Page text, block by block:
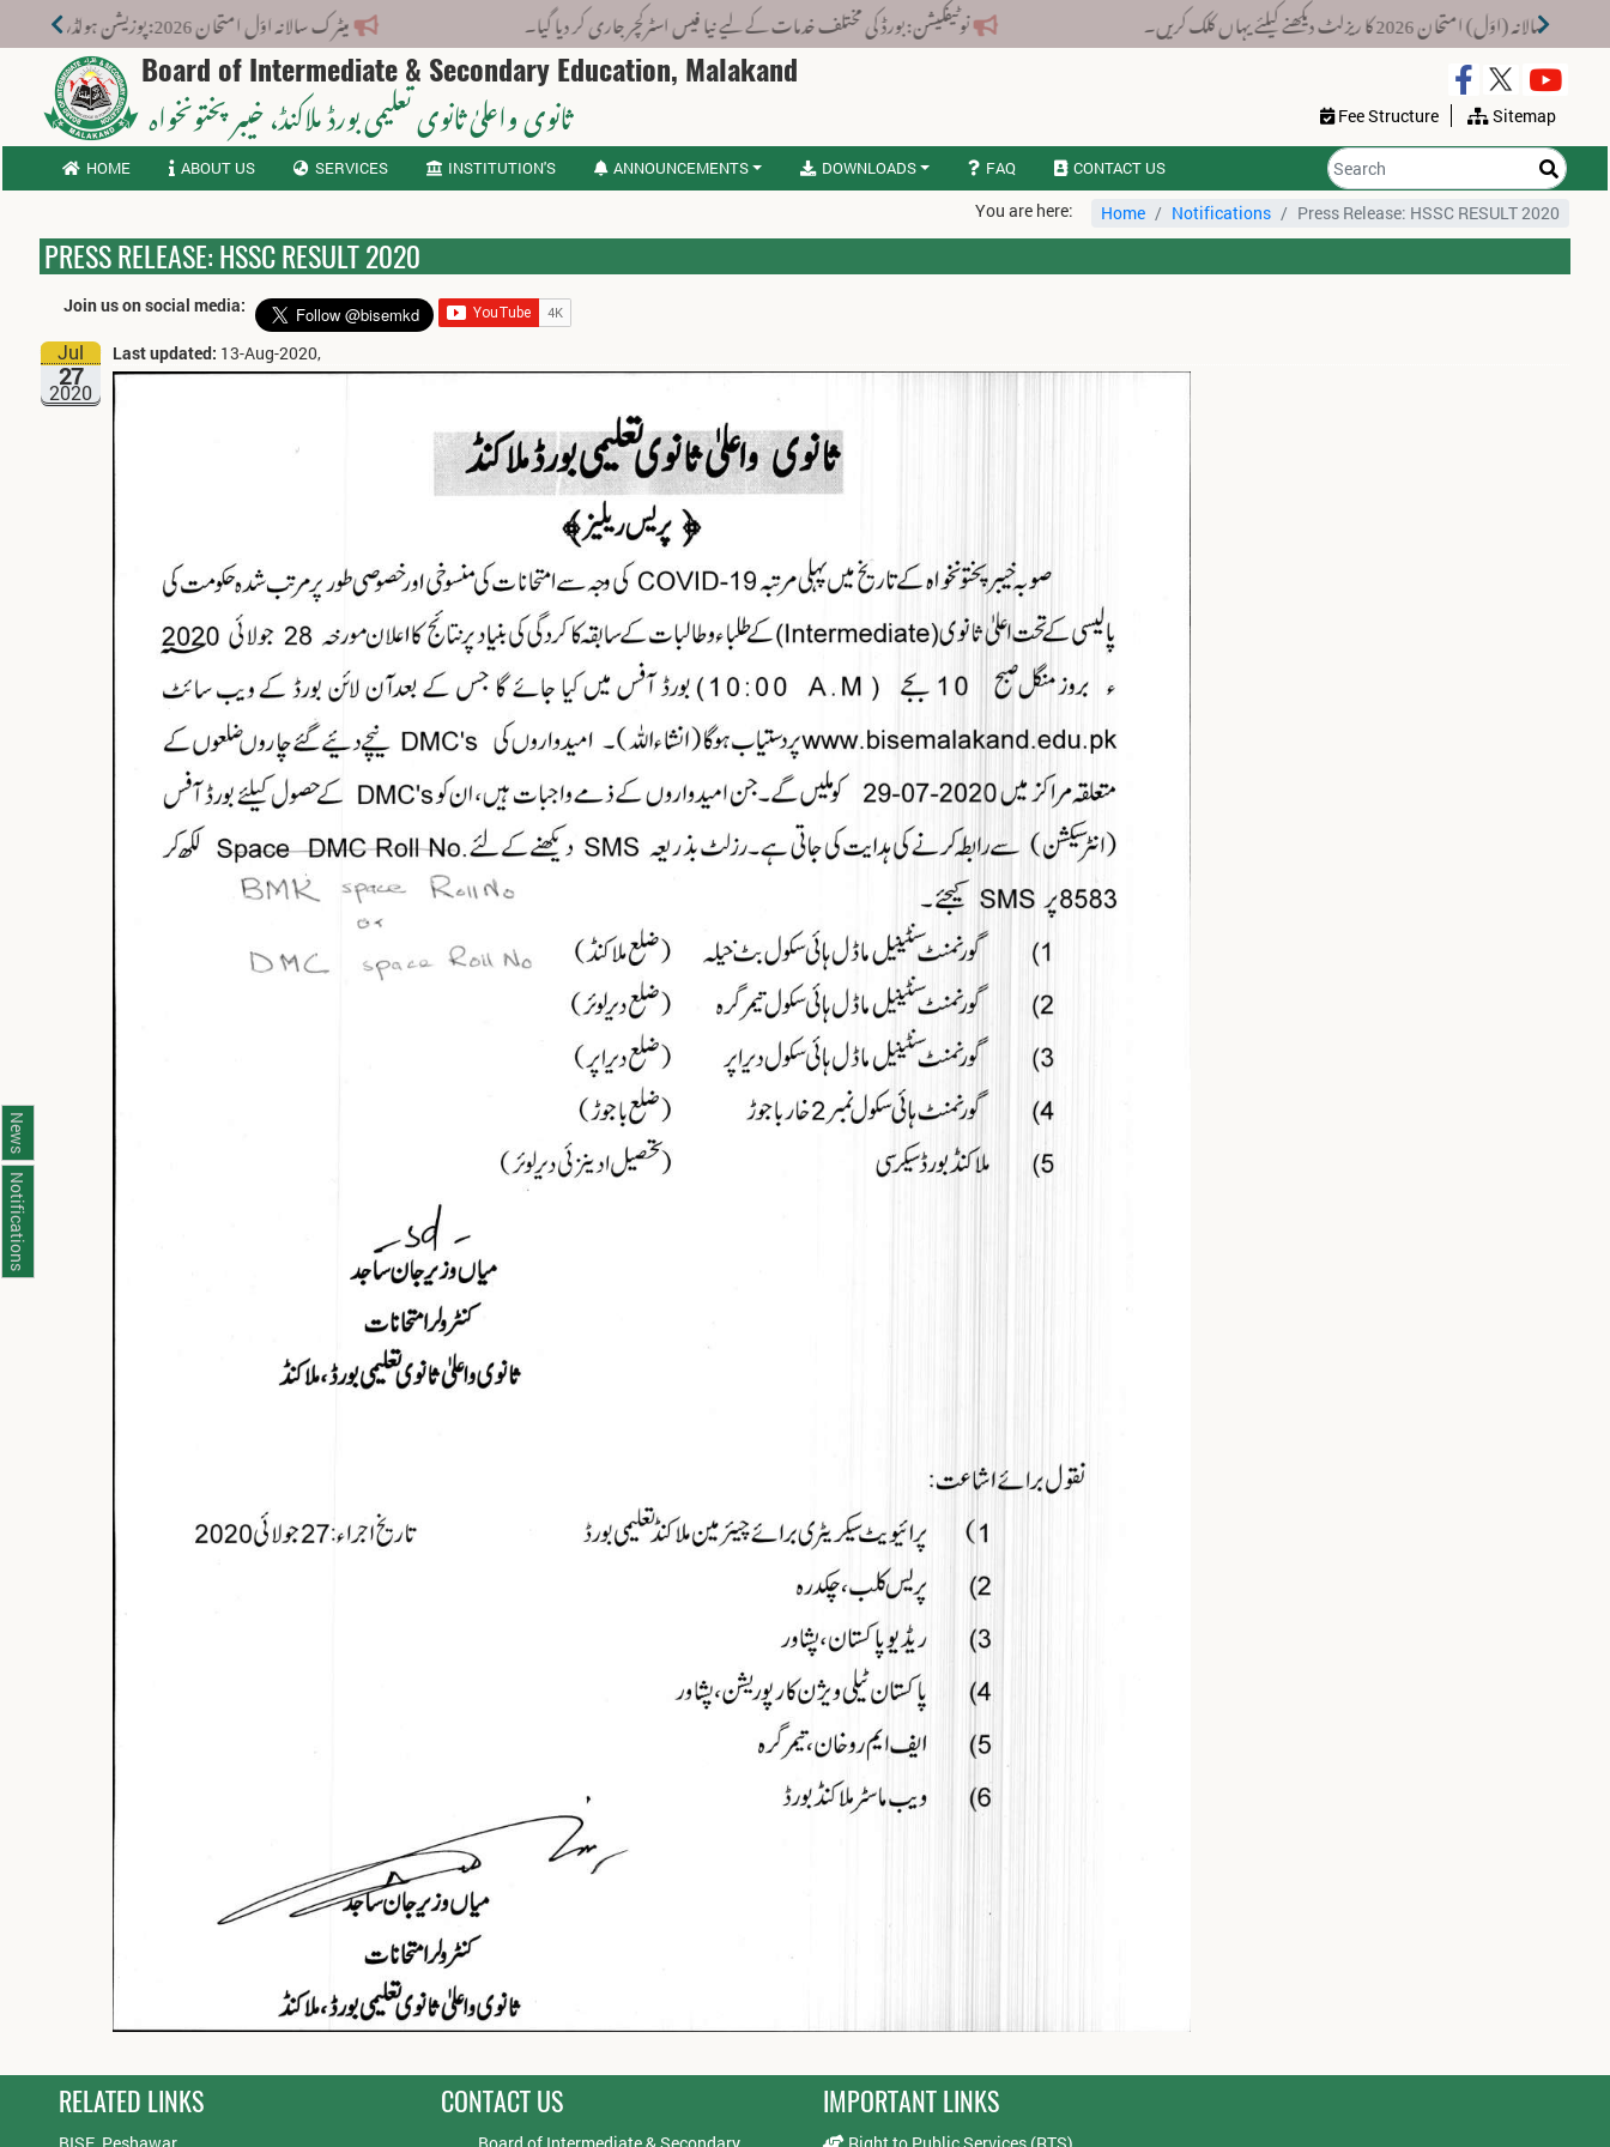
امتحان 2026 کا ریزلٹ دیکھنے کیلئے یہاں کلک کریں۔ نوٹیفکیشن: بورڈ کی مختلف خدمات کے لیے نیا فیس اسٹرکچر جاری کر دیا گیا۔ میٹرک سالانہ اوّل امتحان 2026: پوزیشن ہولڈرز کا اعلان 6 اگست کو دوپہر 2 بجے اور مکمل نتائج شام 4 بجے بورڈ کی ویب سائٹ پر جاری ہوں گے۔
Board of Intermediate & Secondary Education, Malakand
ثانوی واعلیٰ ثانوی تعلیمی بورڈ ملاکنڈ، خیبر پختونخواہ Fee Structure Sitemap
HOME ABOUT US SERVICES INSTITUTION'S ANNOUNCEMENTS DOWNLOADS FAQ CONTACT US
You are here: Home Notifications Press Release: HSSC RESULT 2020
PRESS RELEASE: HSSC RESULT 2020
Join us on social media:
2020
Jul
27
Last updated: 13-Aug-2020,
RELATED LINKS
BISE, Peshawar
CONTACT US
Board of Intermediate & Secondary
IMPORTANT LINKS
Right to Public Services (RTS)
News
Notifications